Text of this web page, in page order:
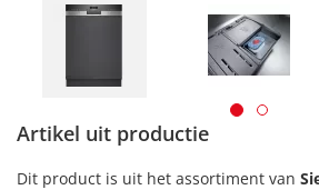
Artikel uit productie
Dit product is uit het assortiment van